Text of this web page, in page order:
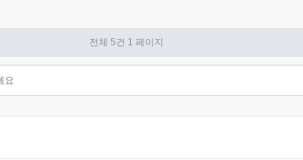
전체 5건 1 페이지